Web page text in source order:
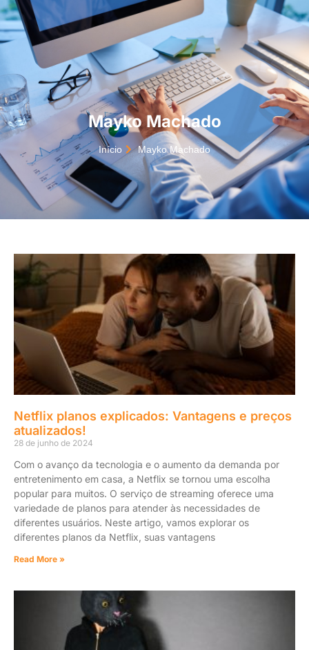
Mayko Machado
Início Mayko Machado
Netflix planos explicados: Vantagens e preços
atualizados!
28 de junho de 2024
Com o avanço da tecnologia e o aumento da demanda por
entretenimento em casa, a Netflix se tornou uma escolha
popular para muitos. O serviço de streaming oferece uma
variedade de planos para atender às necessidades de
diferentes usuários. Neste artigo, vamos explorar os
diferentes planos da Netflix, suas vantagens
Read More »